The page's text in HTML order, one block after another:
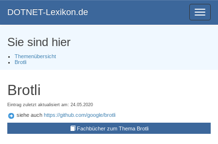
Toggle
DOTNET-Lexikon.de
Sie sind hier
Themenübersicht
Brotli
Brotli
Eintrag zuletzt aktualisiert am: 24.05.2020
siehe auch https://github.com/google/brotli
Fachbücher zum Thema Brotli